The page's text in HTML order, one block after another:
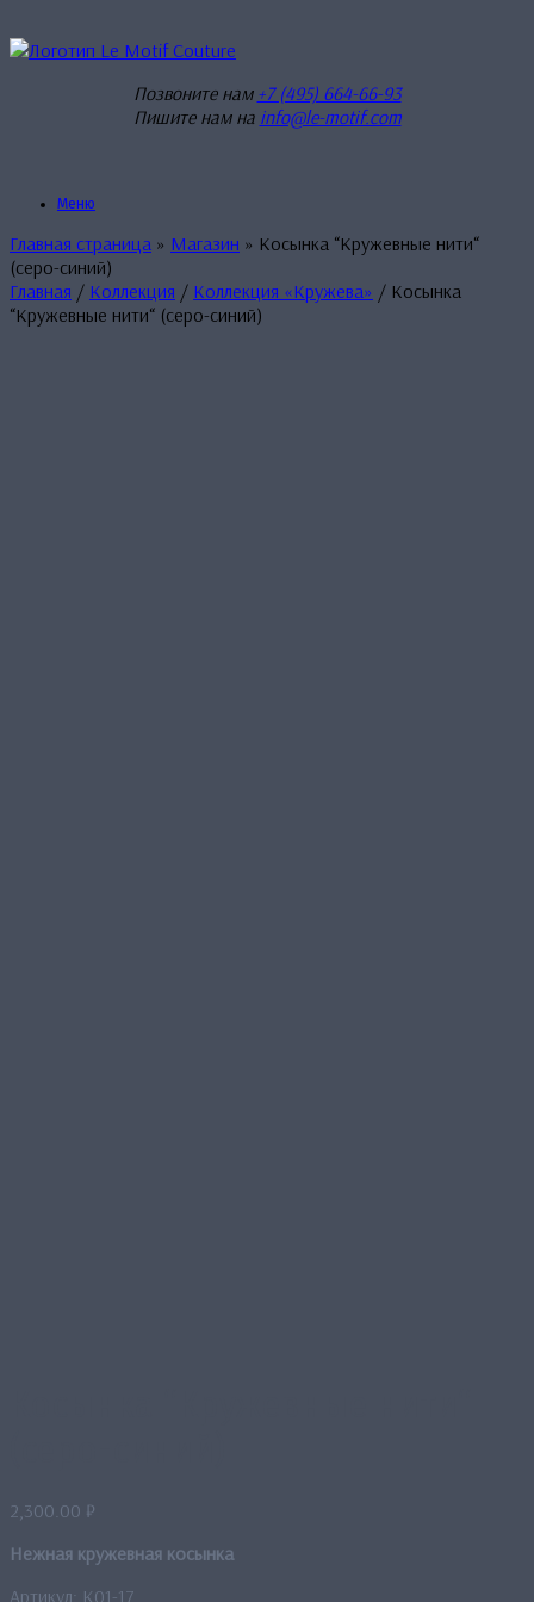
к
Позвоните нам +7 (495) 664-66-93
Пишите нам на info@le-motif.com
Меню
Главная страница » Магазин » Косынка “Кружевные нити“
(серо-синий)
Главная / Коллекция / Коллекция «Кружева» / Косынка
“Кружевные нити“ (серо-синий)
2,300.00 ₽
Нежная кружевная косынка
Артикул: K01-17